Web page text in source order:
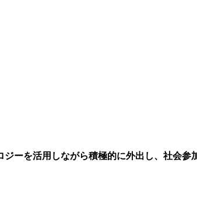
ーを活用しながら積極的に外出し、社会参